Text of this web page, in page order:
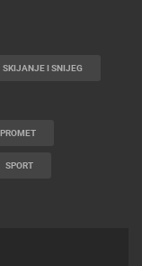
SKIJANJE I SNIJEG
SPORT